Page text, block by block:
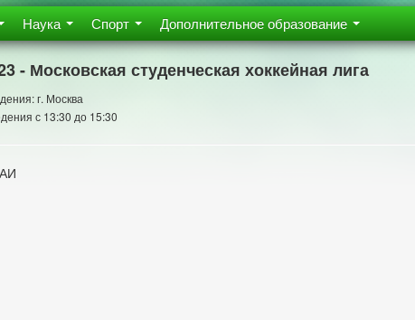
Наука Спорт Дополнительное образование
- Московская студенческая хоккейная лига
г. Москва
с 13:30 до 15:30